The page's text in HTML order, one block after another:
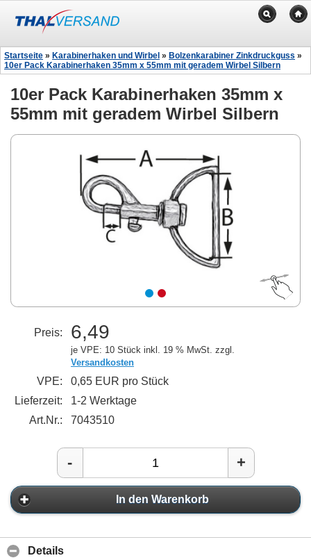
Startseite » Karabinerhaken und Wirbel » Bolzenkarabiner Zinkdruckguss »
10er Pack Karabinerhaken 35mm x 55mm mit geradem Wirbel Silbern
10er Pack Karabinerhaken 35mm x
55mm mit geradem Wirbel Silbern
Preis: 6,49
je VPE: 10 Stück inkl. 19 % MwSt. zzgl.
Versandkosten
VPE:
0,65 EUR pro Stück
Lieferzeit:
1-2 Werktage
Art.Nr.:
7043510
- +
In den Warenkorb
Details